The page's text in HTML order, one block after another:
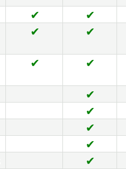
✔
✔
✔ ✔
✔ ✔
✔
✔
✔
✔
✔